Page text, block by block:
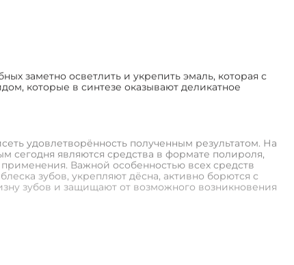
заметно осветлить и укрепить эмаль, которая с
которые в синтезе оказывают деликатное
удовлетворённость полученным результатом. На
сегодня являются средства в формате полироля,
Важной особенностью всех средств
зубов, укрепляют дёсна, активно борются с
зубов и защищают от возможного возникновения